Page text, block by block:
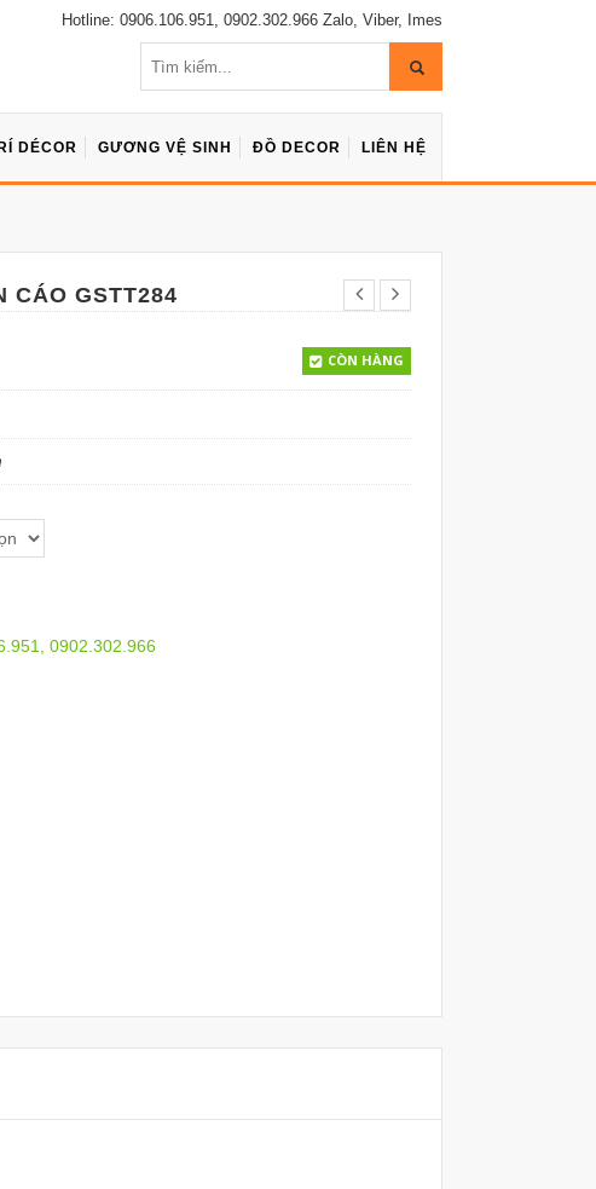
Hotline: 0906.106.951, 0902.302.966 Zalo, Viber, Imes
DÉCOR GƯƠNG VỆ SINH ĐỒ DECOR LIÊN HỆ
CÁO GSTT284
CÒN HÀNG
0902.302.966